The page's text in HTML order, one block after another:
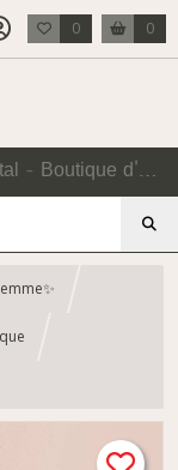
0 0
Bijoux en pierres naturelles, verre & cristal - Boutique d'Accessoires